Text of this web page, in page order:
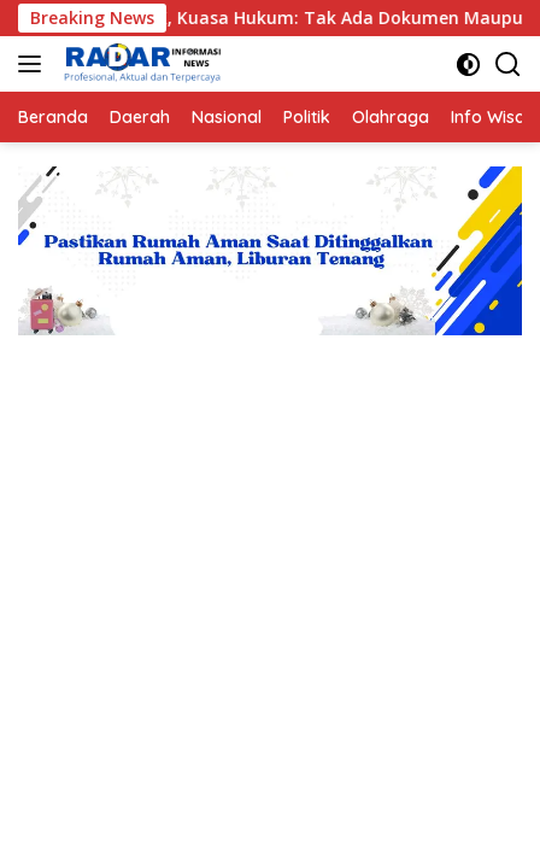
Langsung
ke
konten
Breaking News
Kuasa Hukum: Tak Ada Dokumen Maupun Barang Bukti
Beranda Daerah Nasional Politik Olahraga Info